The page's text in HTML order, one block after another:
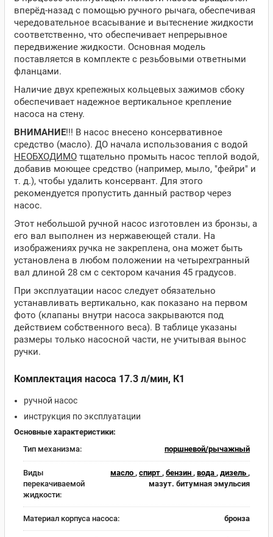
вперёд-назад с помощью ручного рычага, обеспечивая
чередовательное всасывание и вытеснение жидкости
соответственно, что обеспечивает непрерывное
передвижение жидкости. Основная модель
поставляется в комплекте с резьбовыми ответными
фланцами.
Наличие двух крепежных кольцевых зажимов сбоку
обеспечивает надежное вертикальное крепление
насоса на стену.
ВНИМАНИЕ!!! В насос внесено консервативное
средство (масло). ДО начала использования с водой
НЕОБХОДИМО тщательно промыть насос теплой водой,
добавив моющее средство (например, мыло, "фейри" и
т. д.), чтобы удалить консервант. Для этого
рекомендуется пропустить данный раствор через
насос.
Этот небольшой ручной насос изготовлен из бронзы, а
его вал выполнен из нержавеющей стали. На
изображениях ручка не закреплена, она может быть
установлена в любом положении на четырехгранный
вал длиной 28 см с сектором качания 45 градусов.
При эксплуатации насос следует обязательно
устанавливать вертикально, как показано на первом
фото (клапаны внутри насоса закрываются под
действием собственного веса). В таблице указаны
размеры только насосной части, не учитывая вынос
ручки.
Комплектация насоса 17.3 л/мин, К1
ручной насос
инструкция по эксплуатации
Основные характеристики:
Тип механизма:
поршневой/рычажный
Виды
перекачиваемой
жидкости:
масло , спирт , бензин , вода , дизель ,
мазут. битумная эмульсия
Материал корпуса насоса: бронза